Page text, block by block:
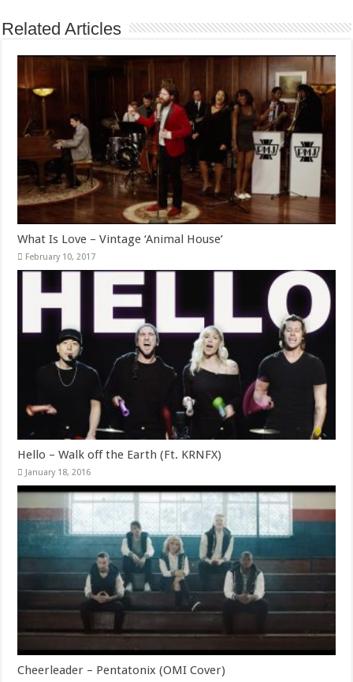
Related Articles
What Is Love – Vintage ‘Animal House’
February 10, 2017
Hello – Walk off the Earth (Ft. KRNFX)
January 18, 2016
Cheerleader – Pentatonix (OMI Cover)